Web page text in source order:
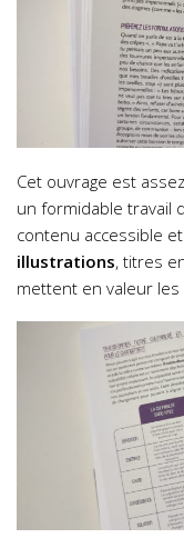
Cet ouvrage est assez
un formidable travail
contenu accessible
illustrations, titres
mettent en valeur les